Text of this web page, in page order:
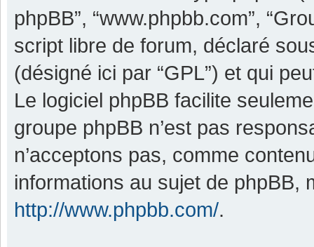
phpBB”, “www.phpbb.com”,
script libre de forum, déclaré
(désigné ici par “GPL”) et qui
Le logiciel phpBB facilite
groupe phpBB n’est pas
n’acceptons pas, comme
informations au sujet de phpBB,
http://www.phpbb.com/.